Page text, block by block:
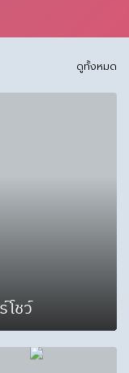
ดูทั้งหมด
โชว์